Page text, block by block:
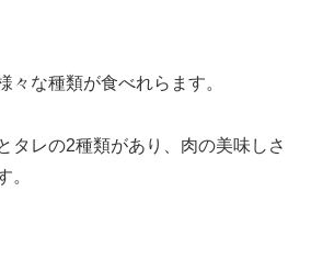
々な種類が食べれらます。
タレの2種類があり、肉の美味しさ
。